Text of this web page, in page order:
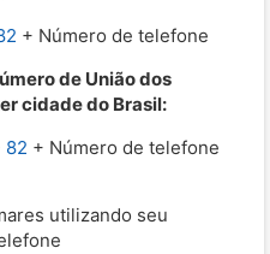
+ Número de telefone
de União dos
cidade do Brasil:
82 + Número de telefone
utilizando seu